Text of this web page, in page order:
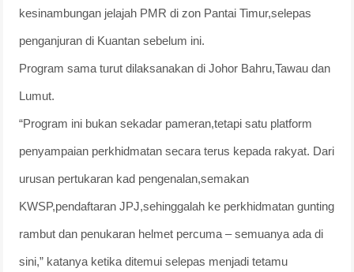
kesinambungan jelajah PMR di zon Pantai Timur,selepas
penganjuran di Kuantan sebelum ini.
Program sama turut dilaksanakan di Johor Bahru,Tawau dan
Lumut.
“Program ini bukan sekadar pameran,tetapi satu platform
penyampaian perkhidmatan secara terus kepada rakyat. Dari
urusan pertukaran kad pengenalan,semakan
KWSP,pendaftaran JPJ,sehinggalah ke perkhidmatan gunting
rambut dan penukaran helmet percuma – semuanya ada di
sini,” katanya ketika ditemui selepas menjadi tetamu